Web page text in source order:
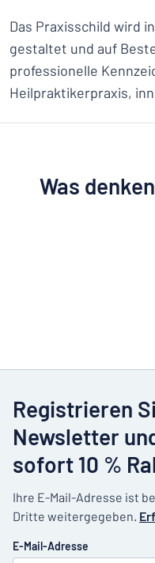
Das Praxisschild wird
gestaltet und auf
professionelle
Heilpraktikerpraxis,
Was
Registrieren
Newsletter
sofort 10 %
Ihre E-Mail-Adresse ist
Dritte weitergegeben.
E-Mail-Adresse